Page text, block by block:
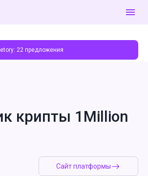
22 предложения
Сайт платформы
крипты 1Million